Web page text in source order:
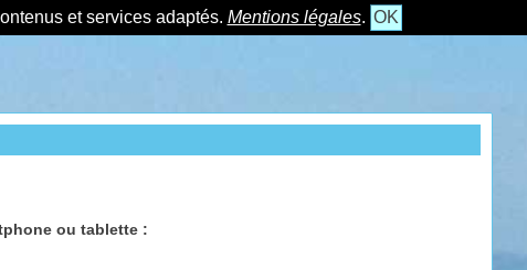
et services adaptés. Mentions légales. OK
ou tablette :